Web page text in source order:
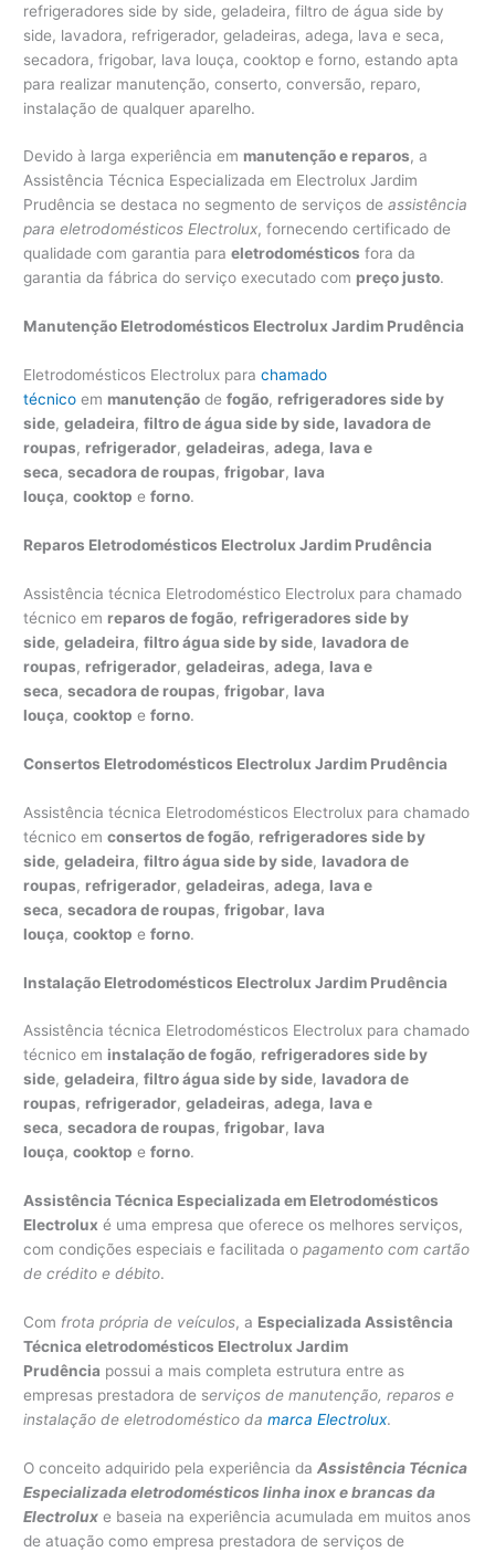
refrigeradores side by side, geladeira, filtro de água side by
side, lavadora, refrigerador, geladeiras, adega, lava e seca,
secadora, frigobar, lava louça, cooktop e forno, estando apta
para realizar manutenção, conserto, conversão, reparo,
instalação de qualquer aparelho.
Devido à larga experiência em manutenção e reparos, a
Assistência Técnica Especializada em Electrolux Jardim
Prudência se destaca no segmento de serviços deassistência
para eletrodomésticos Electrolux, fornecendo certificado de
qualidade com garantia paraeletrodomésticos fora da
garantia da fábrica do serviço executado com preço justo.
Manutenção Eletrodomésticos Electrolux Jardim Prudência
Eletrodomésticos Electrolux parachamado
técnico em manutenção defogão, refrigeradores side by
side,geladeira,filtro de água side by side, lavadora de
roupas, refrigerador,geladeiras,adega, lava e
seca,secadora de roupas,frigobar, lava
louça,cooktop eforno.
Reparos Eletrodomésticos Electrolux Jardim Prudência
Assistência técnica Eletrodoméstico Electrolux para chamado
técnico em reparos de fogão, refrigeradores side by
side,geladeira,filtro água side by side, lavadora de
roupas, refrigerador,geladeiras,adega, lava e
seca,secadora de roupas,frigobar, lava
louça,cooktop eforno.
Consertos Eletrodomésticos Electrolux Jardim Prudência
Assistência técnica Eletrodomésticos Electrolux para chamado
técnico emconsertos de fogão, refrigeradores side by
side,geladeira,filtro água side by side, lavadora de
roupas, refrigerador,geladeiras,adega, lava e
seca,secadora de roupas,frigobar, lava
louça,cooktop eforno.
Instalação Eletrodomésticos Electrolux Jardim Prudência
Assistência técnica Eletrodomésticos Electrolux para chamado
técnico em instalação de fogão, refrigeradores side by
side,geladeira,filtro água side by side, lavadora de
roupas, refrigerador,geladeiras,adega, lava e
seca,secadora de roupas,frigobar, lava
louça,cooktop eforno.
Assistência Técnica Especializada em Eletrodomésticos
Electrolux é uma empresa que oferece os melhores serviços,
com condições especiais e facilitada opagamento com cartão
de crédito e débito.
Com frota própria de veículos, a Especializada Assistência
Técnica eletrodomésticos Electrolux Jardim
Prudência possui a mais completa estrutura entre as
empresas prestadora de serviços de manutenção, reparos e
instalação de eletrodoméstico damarca Electrolux.
O conceito adquirido pela experiência daAssistência Técnica
Especializada eletrodomésticos linha inox e brancas da
Electrolux e baseia na experiência acumulada em muitos anos
de atuação como empresa prestadora de serviços de